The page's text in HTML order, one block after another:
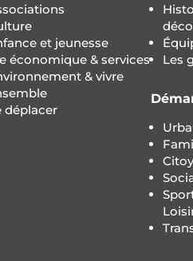
et jeunesse
économique & services
& vivre
déplacer
Les